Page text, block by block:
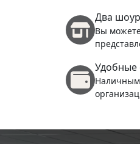
Два
Вы
Удобные